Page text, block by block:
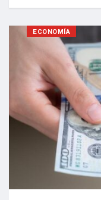
ECONOMÍA